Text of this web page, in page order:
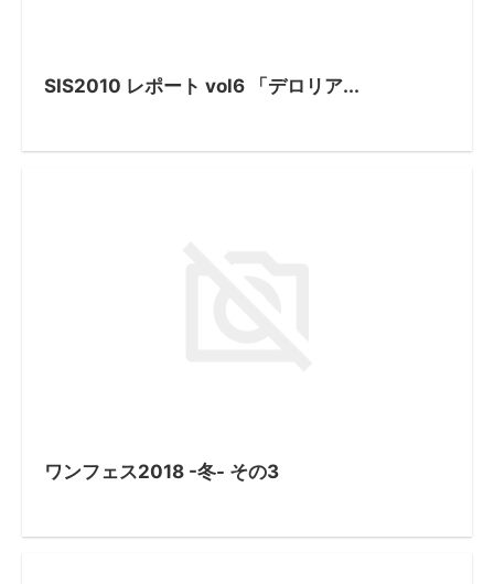
SIS2010 レポート vol6 「デロリア...
ワンフェス2018 -冬- その3